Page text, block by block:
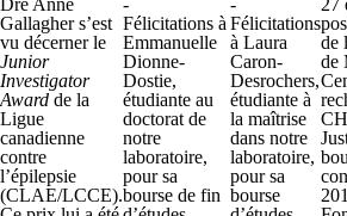
Dre Anne
Gallagher s’est
vu décerner le
Junior
Investigator
Award de la
Ligue
canadienne
contre
l’épilepsie
(CLAE/LCCE).
-
Félicitations à
Emmanuelle
Dionne-
Dostie,
étudiante au
doctorat de
notre
laboratoire,
pour sa
bourse de fin
-
Félicitations
à Laura
Caron-
Desrochers,
étudiante à
la maîtrise
dans notre
laboratoire,
pour sa
bourse
27
de
de